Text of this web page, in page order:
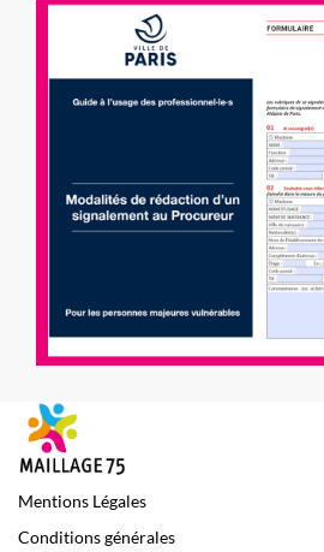
Mentions Légales
Conditions générales